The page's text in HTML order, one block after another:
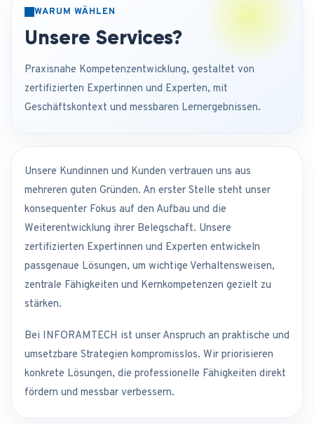
WARUM WÄHLEN
Unsere Services?
Praxisnahe Kompetenzentwicklung, gestaltet von
zertifizierten Expertinnen und Experten, mit
Geschäftskontext und messbaren Lernergebnissen.
Unsere Kundinnen und Kunden vertrauen uns aus
mehreren guten Gründen. An erster Stelle steht unser
konsequenter Fokus auf den Aufbau und die
Weiterentwicklung ihrer Belegschaft. Unsere
zertifizierten Expertinnen und Experten entwickeln
passgenaue Lösungen, um wichtige Verhaltensweisen,
zentrale Fähigkeiten und Kernkompetenzen gezielt zu
stärken.
Bei INFORAMTECH ist unser Anspruch an praktische und
umsetzbare Strategien kompromisslos. Wir priorisieren
konkrete Lösungen, die professionelle Fähigkeiten direkt
fördern und messbar verbessern.